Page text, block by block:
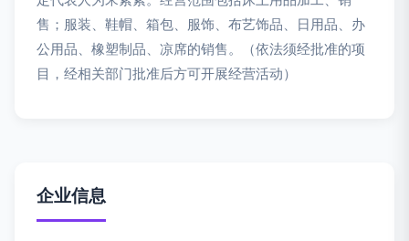
售；服装、鞋帽、箱包、服饰、布艺饰品、日用品、办
公用品、橡塑制品、凉席的销售。（依法须经批准的项
目，经相关部门批准后方可开展经营活动）
企业信息